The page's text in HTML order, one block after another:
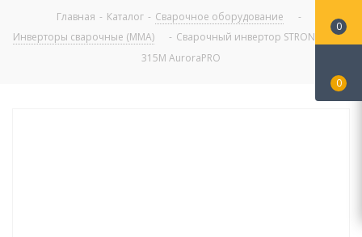
Главная - Каталог - Сварочное оборудование
-
Инверторы сварочные (ММА)
- Cварочный инвертор STRONGHOLD
315M AuroraPRO
0
0